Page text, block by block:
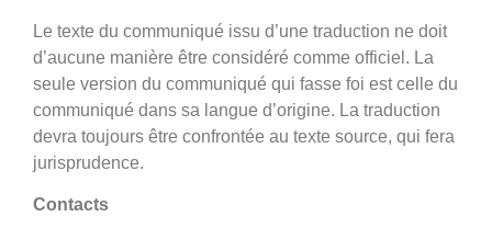
Le texte du communiqué issu d’une traduction ne doit
d’aucune manière être considéré comme officiel. La
seule version du communiqué qui fasse foi est celle du
communiqué dans sa langue d’origine. La traduction
devra toujours être confrontée au texte source, qui fera
jurisprudence.
Contacts